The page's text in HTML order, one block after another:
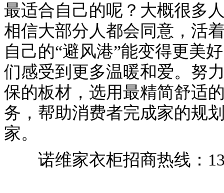
最适合自己的呢？大概很多
相信大部分人都会同意，活
自己的“避风港”能变得更美
们感受到更多温暖和爱。努
保的板材，选用最精简舒适
务，帮助消费者完成家的规
家。
诺维家衣柜招商热线：